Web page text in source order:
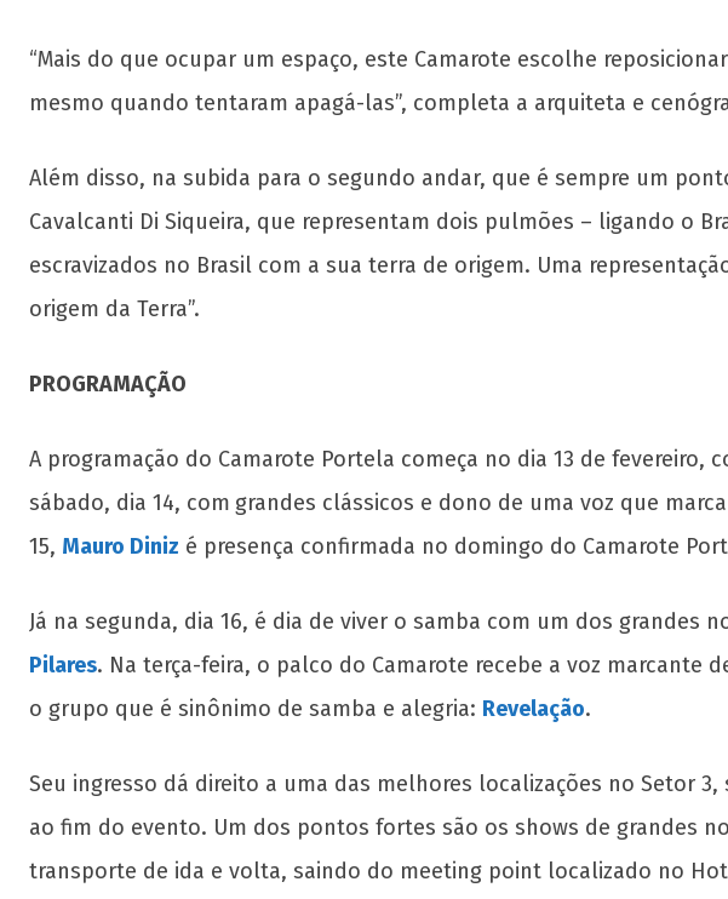
“Mais do que ocupar um espaço, este Camarote escolhe
mesmo quando tentaram apagá-las”, completa a arquiteta e
Além disso, na subida para o segundo andar, que é sempre um
Cavalcanti Di Siqueira, que representam dois pulmões – ligando o
escravizados no Brasil com a sua terra de origem. Uma
origem da Terra”.
PROGRAMAÇÃO
A programação do Camarote Portela começa no dia 13 de fevereiro,
sábado, dia 14, com grandes clássicos e dono de uma voz que
15, Mauro Diniz é presença confirmada no domingo do Camarote
Já na segunda, dia 16, é dia de viver o samba com um dos grandes
Pilares. Na terça-feira, o palco do Camarote recebe a voz marcante
o grupo que é sinônimo de samba e alegria: Revelação.
Seu ingresso dá direito a uma das melhores localizações no Setor
ao fim do evento. Um dos pontos fortes são os shows de grandes
transporte de ida e volta, saindo do meeting point localizado no